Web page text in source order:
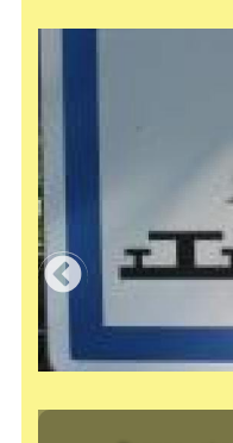
Panneau aire de pique